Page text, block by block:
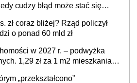
cudzy błąd może stać się
zł coraz bliżej? Rząd policzył
o ponad 60 mld zł
w 2027 r. – podwyżka
1,29 zł za 1 m2 mieszkania,
gospodarczej
„przekształcono”